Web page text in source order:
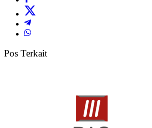
Pos Terkait